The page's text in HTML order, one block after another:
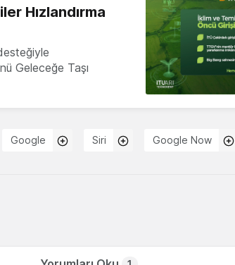
Hızlandırma
Geleceğe Taşı
Google Siri Google Now